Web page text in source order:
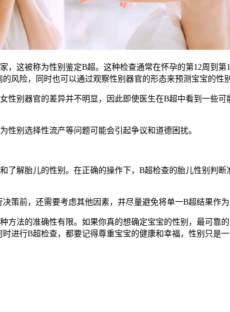
被称为性别鉴定B超。这种检查通常在怀孕的第12周到第
风险，同时也可以通过观察性别器官的形态来预测宝宝的性
别器官的差异并不明显，因此即使医生在B超中看到一些可
别选择性流产等问题可能会引起争议和道德困扰。
解胎儿的性别。在正确的操作下，B超检查的胎儿性别判断
前，还需要考虑其他因素，并尽量避免将单一B超结果作
法的准确性有限。如果你真的想确定宝宝的性别，最可靠
进行B超检查，都要记得尊重宝宝的健康和幸福，性别只是